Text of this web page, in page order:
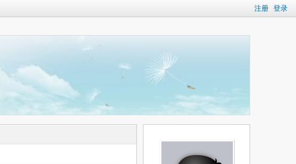
注册 登录